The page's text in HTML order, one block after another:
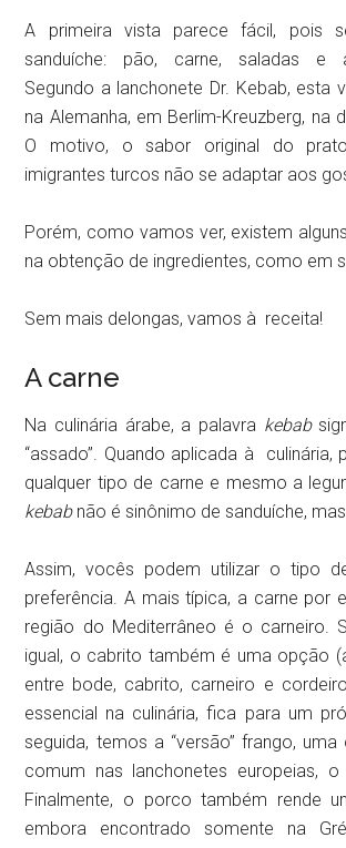
A primeira vista parece fácil, pois
sanduíche: pão, carne, saladas e
Segundo a lanchonete Dr. Kebab, esta
na Alemanha, em Berlim-Kreuzberg, na
O motivo, o sabor original do
imigrantes turcos não se adaptar aos
Porém, como vamos ver, existem
na obtenção de ingredientes, como em
Sem mais delongas, vamos à receita!
A carne
Na culinária árabe, a palavra kebab
“assado”. Quando aplicada à culinária,
qualquer tipo de carne e mesmo a
kebabnão é sinônimo de sanduíche,
Assim, vocês podem utilizar o tipo
preferência. A mais típica, a carne por
região do Mediterrâneo é o carneiro.
igual, o cabrito também é uma opção
entre bode, cabrito, carneiro e
essencial na culinária, fica para um
seguida, temos a “versão” frango,
comum nas lanchonetes europeias, o
Finalmente, o porco também rende
embora encontrado somente na